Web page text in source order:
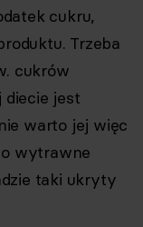
cukru,
Trzeba
cukrów
jest
warto jej więc
wytrawne
taki ukryty